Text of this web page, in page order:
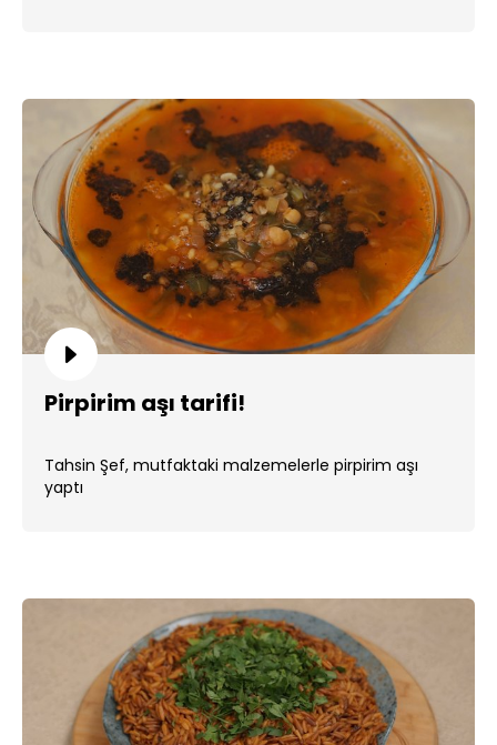
Pirpirim aşı tarifi!
Tahsin Şef, mutfaktaki malzemelerle pirpirim aşı
yaptı